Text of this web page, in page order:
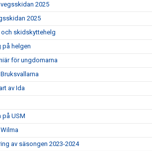
2025
2025
skidskyttehelg
på helgen
för ungdomarna
av Ida
på USM
av säsongen 2023-2024